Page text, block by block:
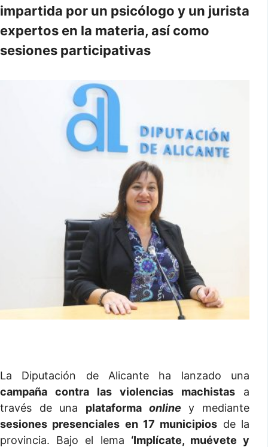
impartida por un psicólogo y un jurista
expertos en la materia, así como
sesiones participativas
La Diputación de Alicante ha lanzado una
campaña contra las violencias machistas a
través de una plataforma online y mediante
sesiones presenciales en 17 municipios de la
provincia. Bajo el lema ‘Implícate, muévete y